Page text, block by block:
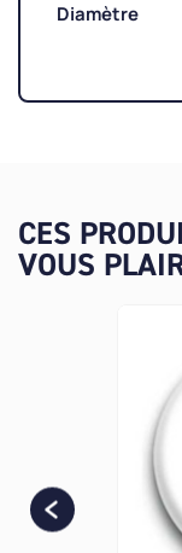
Diamètre
CES
VOUS